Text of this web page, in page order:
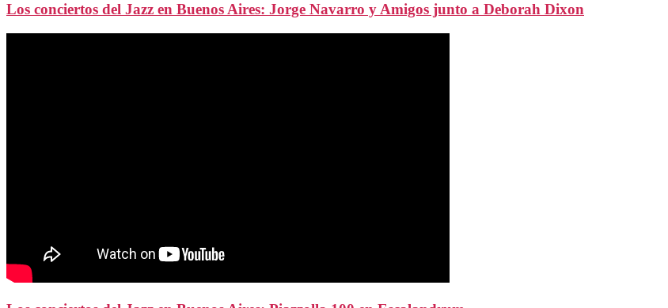
Los conciertos del Jazz en Buenos Aires: Jorge Navarro y Amigos junto a Deborah Dixon